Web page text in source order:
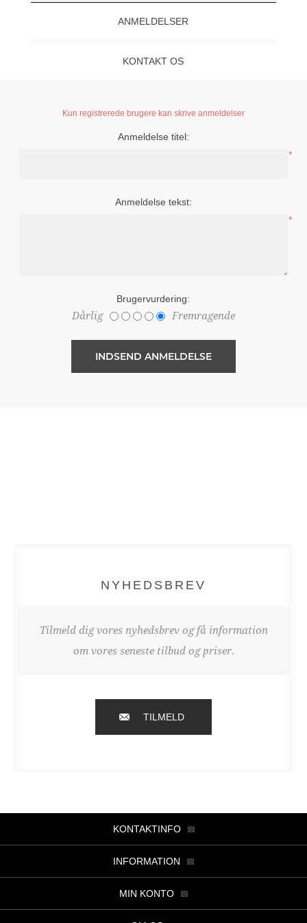
ANMELDELSER
KONTAKT OS
Kun registrerede brugere kan skrive anmeldelser
Anmeldelse titel:
*
Anmeldelse tekst:
*
Brugervurdering:
Dårlig Fremragende
NYHEDSBREV
Tilmeld dig vores nyhedsbrev og få information
om vores seneste tilbud og priser.
TILMELD
KONTAKTINFO
INFORMATION
MIN KONTO